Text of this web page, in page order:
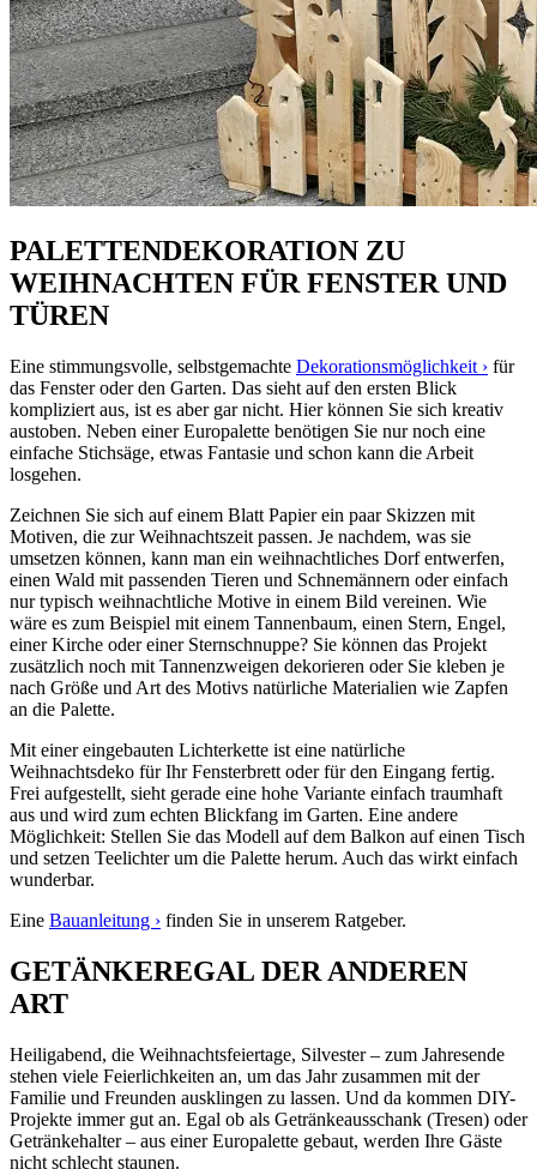
PALETTENDEKORATION ZU
WEIHNACHTEN FÜR FENSTER UND
TÜREN
Eine stimmungsvolle, selbstgemachte Dekorationsmöglichkeit › für
das Fenster oder den Garten. Das sieht auf den ersten Blick
kompliziert aus, ist es aber gar nicht. Hier können Sie sich kreativ
austoben. Neben einer Europalette benötigen Sie nur noch eine
einfache Stichsäge, etwas Fantasie und schon kann die Arbeit
losgehen.
Zeichnen Sie sich auf einem Blatt Papier ein paar Skizzen mit
Motiven, die zur Weihnachtszeit passen. Je nachdem, was sie
umsetzen können, kann man ein weihnachtliches Dorf entwerfen,
einen Wald mit passenden Tieren und Schnemännern oder einfach
nur typisch weihnachtliche Motive in einem Bild vereinen. Wie
wäre es zum Beispiel mit einem Tannenbaum, einen Stern, Engel,
einer Kirche oder einer Sternschnuppe? Sie können das Projekt
zusätzlich noch mit Tannenzweigen dekorieren oder Sie kleben je
nach Größe und Art des Motivs natürliche Materialien wie Zapfen
an die Palette.
Mit einer eingebauten Lichterkette ist eine natürliche
Weihnachtsdeko für Ihr Fensterbrett oder für den Eingang fertig.
Frei aufgestellt, sieht gerade eine hohe Variante einfach traumhaft
aus und wird zum echten Blickfang im Garten. Eine andere
Möglichkeit: Stellen Sie das Modell auf dem Balkon auf einen Tisch
und setzen Teelichter um die Palette herum. Auch das wirkt einfach
wunderbar.
Eine Bauanleitung › finden Sie in unserem Ratgeber.
GETÄNKEREGAL DER ANDEREN
ART
Heiligabend, die Weihnachtsfeiertage, Silvester – zum Jahresende
stehen viele Feierlichkeiten an, um das Jahr zusammen mit der
Familie und Freunden ausklingen zu lassen. Und da kommen DIY-
Projekte immer gut an. Egal ob als Getränkeausschank (Tresen) oder
Getränkehalter – aus einer Europalette gebaut, werden Ihre Gäste
nicht schlecht staunen.